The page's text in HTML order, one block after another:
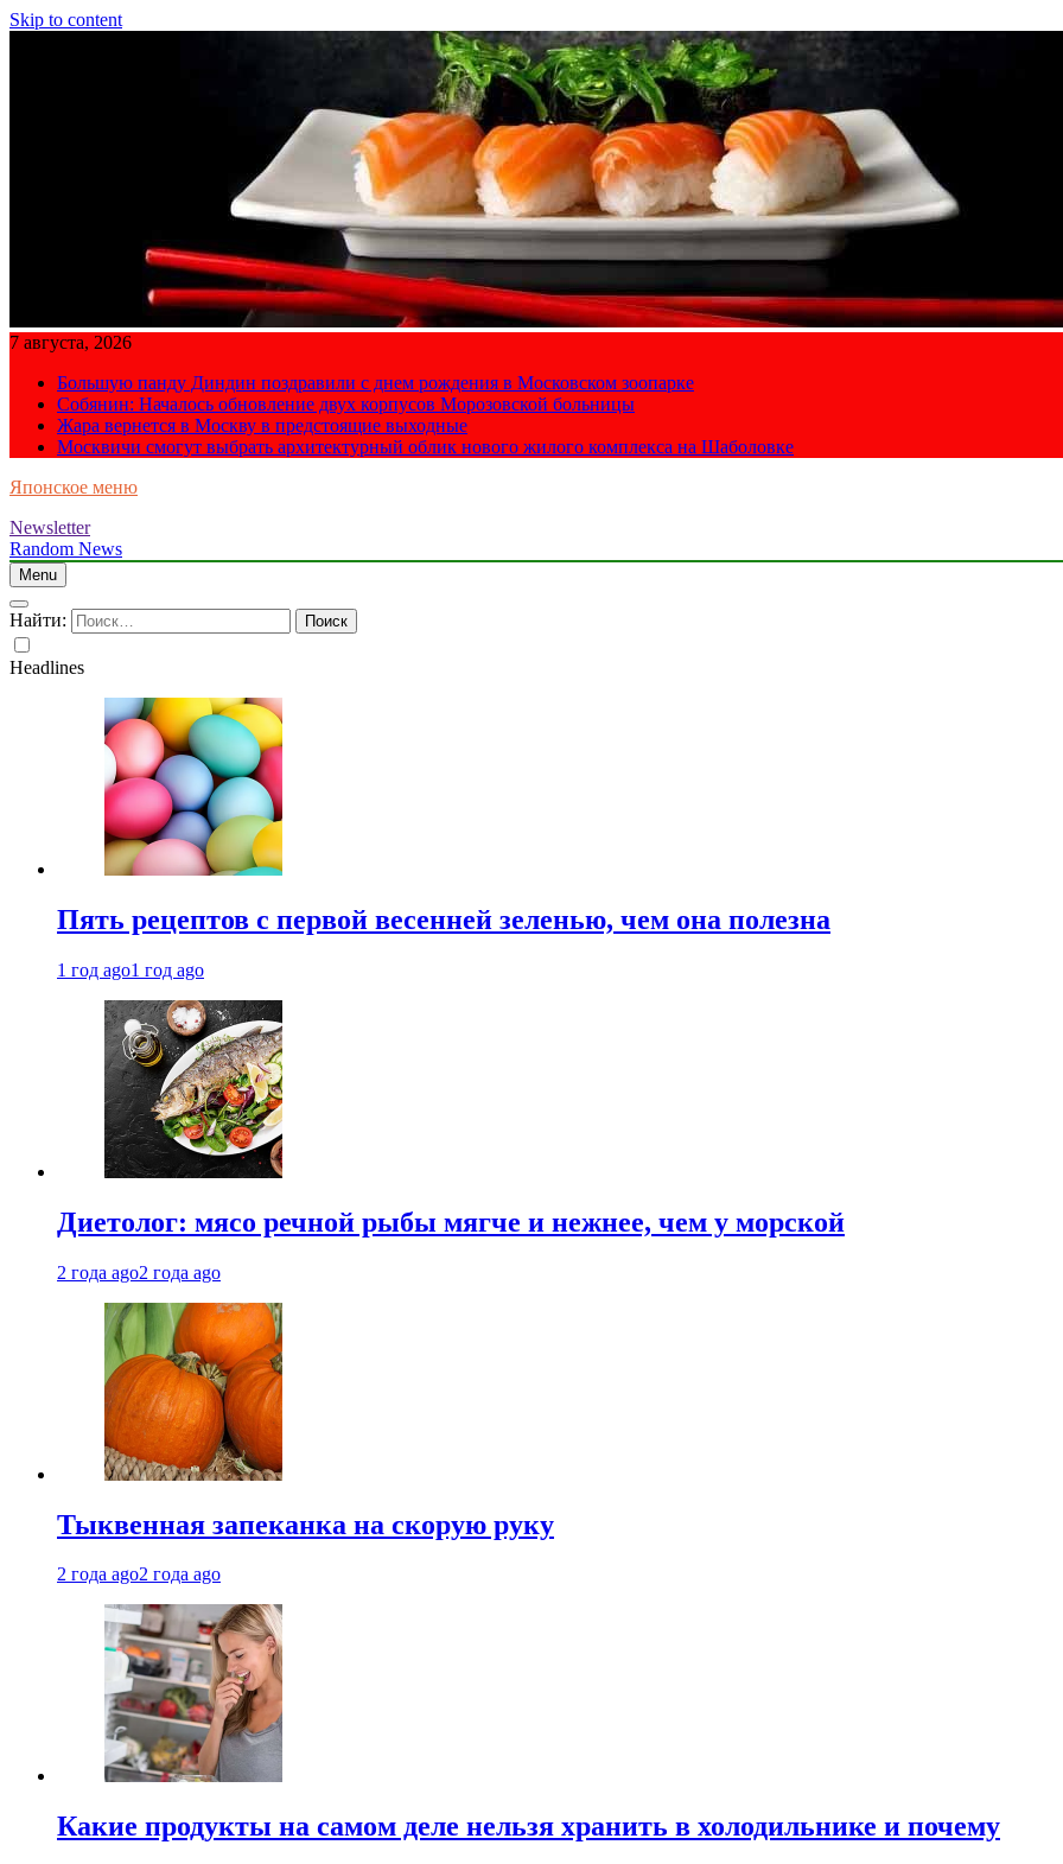
Skip to content
7 августа, 2026
Большую панду Диндин поздравили с днем рождения в Московском зоопарке
Собянин: Началось обновление двух корпусов Морозовской больницы
Жара вернется в Москву в предстоящие выходные
Москвичи смогут выбрать архитектурный облик нового жилого комплекса на Шаболовке
Японское меню
Newsletter
Random News
Menu
Найти:
Headlines
Пять рецептов с первой весенней зеленью, чем она полезна
1 год ago1 год ago
Диетолог: мясо речной рыбы мягче и нежнее, чем у морской
2 года ago2 года ago
Тыквенная запеканка на скорую руку
2 года ago2 года ago
Какие продукты на самом деле нельзя хранить в холодильнике и почему